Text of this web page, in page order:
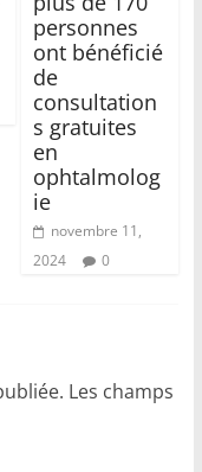
personnes
ont bénéficié
de
consultation
s gratuites
en
ophtalmolog
ie
novembre 11,
2024
0
Les champs